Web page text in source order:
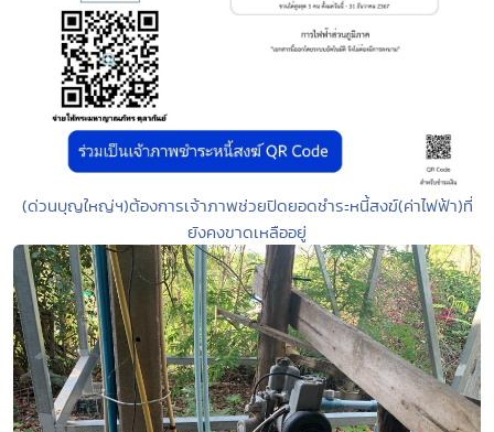
(ด่วนบุญใหญ่ฯ)ต้องการเจ้าภาพช่วยปิดยอดชำระหนี้สงฆ์(ค่าไฟฟ้า)ที่
ยังคงขาดเหลืออยู่